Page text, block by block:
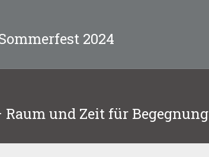
2024
Raum und Zeit für Begegnung